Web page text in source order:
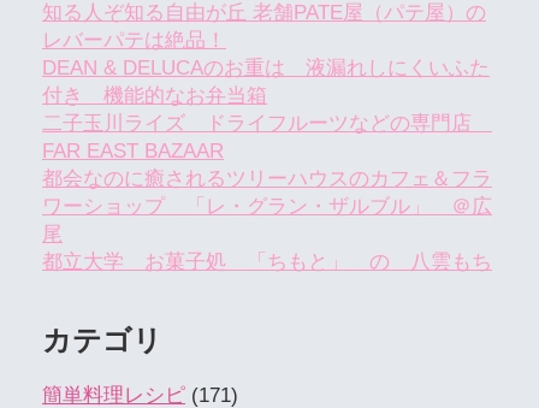
知る人ぞ知る自由が丘 老舗PATE屋（パテ屋）の
レバーパテは絶品！
DEAN & DELUCAのお重は 液漏れしにくいふた
付き 機能的なお弁当箱
二子玉川ライズ ドライフルーツなどの専門店
FAR EAST BAZAAR
都会なのに癒されるツリーハウスのカフェ＆フラ
ワーショップ 「レ・グラン・ザルブル」 ＠広
尾
都立大学 お菓子処 「ちもと」 の 八雲もち
カテゴリ
簡単料理レシピ (171)